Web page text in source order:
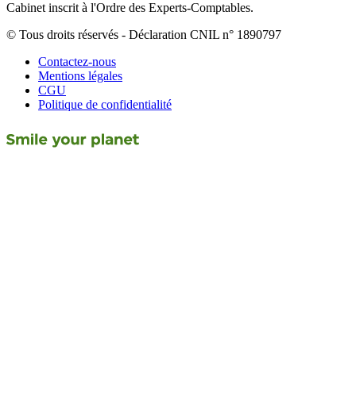
Cabinet inscrit à l'Ordre des Experts-Comptables.
© Tous droits réservés - Déclaration CNIL n° 1890797
Contactez-nous
Mentions légales
CGU
Politique de confidentialité